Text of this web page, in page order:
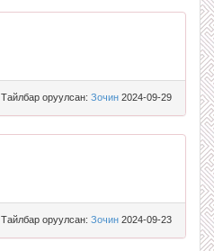
Тайлбар оруулсан: Зочин 2024-09-29
Тайлбар оруулсан: Зочин 2024-09-23